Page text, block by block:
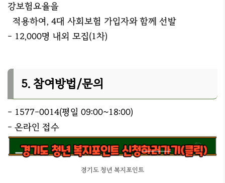
강보험요율을
적용하여, 4대 사회보험 가입자와 함께 선발
- 12,000명 내외 모집(1차)
5. 참여방법/문의
- 1577-0014(평일 09:00~18:00)
- 온라인 접수
경기도 청년 복지포인트